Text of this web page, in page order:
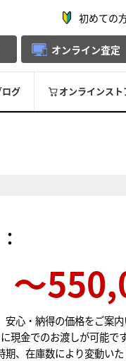
初めての
オンライン査定
ログ オンラインスト
〜
心・納得の価格をご案内
現金でのお渡しが可能です
、在庫数により変動いた